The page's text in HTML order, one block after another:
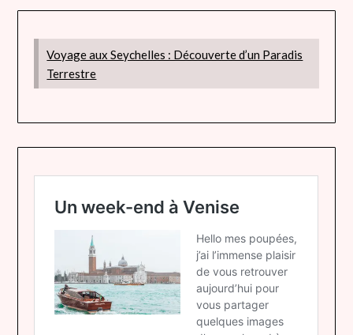
Voyage aux Seychelles : Découverte d’un Paradis
Terrestre